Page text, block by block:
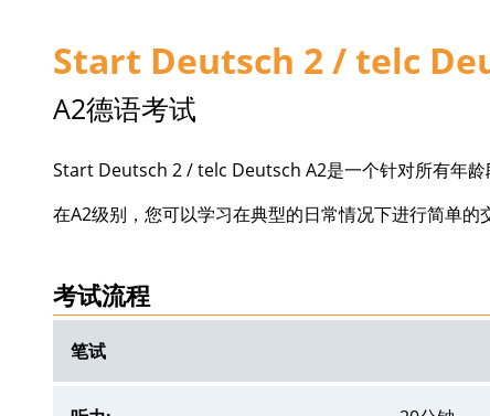
Start Deutsch 2 / telc
A2德语考试
Start Deutsch 2 / telc Deutsch A2是一个针对所有年龄
在A2级别，您可以学习在典型的日常情况下进行简单的
考试流程
笔试